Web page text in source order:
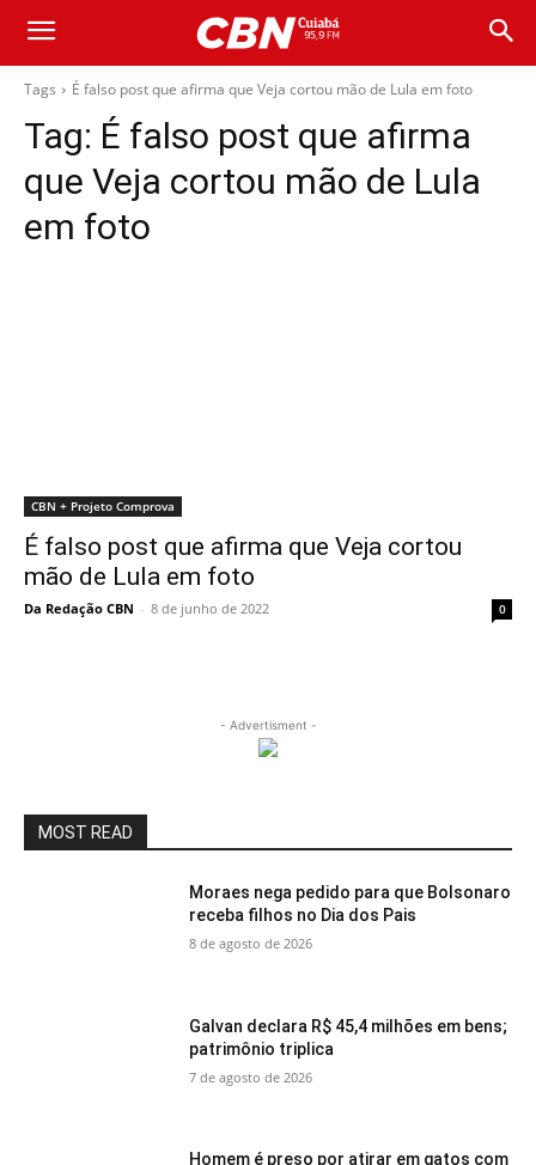
Tags É falso post que afirma que Veja cortou mão de Lula em foto
Tag: É falso post que afirma
que Veja cortou mão de Lula
em foto
CBN + Projeto Comprova
É falso post que afirma que Veja cortou
mão de Lula em foto
Da Redação CBN - 8 de junho de 2022 0
- Advertisment -
MOST READ
Moraes nega pedido para que Bolsonaro
receba filhos no Dia dos Pais
8 de agosto de 2026
Galvan declara R$ 45,4 milhões em bens;
patrimônio triplica
7 de agosto de 2026
Homem é preso por atirar em gatos com